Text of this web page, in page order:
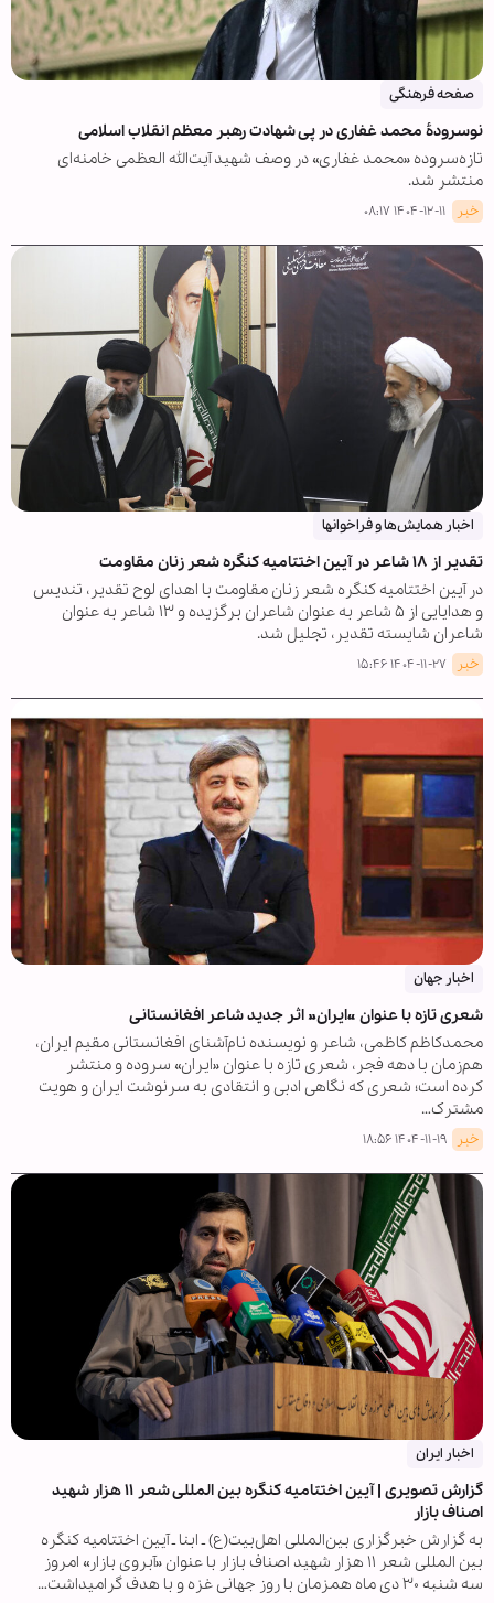
صفحه فرهنگی
نوسرودۀ محمد غفاری در پی شهادت رهبر معظم انقلاب اسلامی
تازه‌سروده «محمد غفاری» در وصف شهید آیت‌الله العظمی خامنه‌ای
منتشر شد.
خبر ۱۴۰۴-۱۲-۱۱ ۰۸:۱۷
اخبار همايش‌ها و فراخوان‏ها
تقدیر از ۱۸ شاعر در آیین اختتامیه کنگره شعر زنان مقاومت
در آیین اختتامیه کنگره شعر زنان مقاومت با اهدای لوح تقدیر، تندیس
و هدایایی از ۵ شاعر به عنوان شاعران برگزیده و ۱۳ شاعر به عنوان
شاعران شایسته تقدیر، تجلیل شد.
خبر ۱۴۰۴-۱۱-۲۷ ۱۵:۴۶
اخبار جهان
شعری تازه با عنوان «ایران» اثر جدید شاعر افغانستانی
محمدکاظم کاظمی، شاعر و نویسنده نام‌آشنای افغانستانی مقیم ایران،
هم‌زمان با دهه فجر، شعری تازه با عنوان «ایران» سروده و منتشر
کرده است؛ شعری که نگاهی ادبی و انتقادی به سرنوشت ایران و هویت
مشترک…
خبر ۱۴۰۴-۱۱-۱۹ ۱۸:۵۶
اخبار ایران
گزارش تصویری | آیین اختتامیه کنگره بین المللی شعر ۱۱ هزار شهید
اصناف بازار
به گزارش خبرگزاری بین‌المللی اهل‌بیت(ع) ـ ابنا ـ آیین اختتامیه کنگره
بین المللی شعر ۱۱ هزار شهید اصناف بازار با عنوان «آبروی بازار» امروز
سه شنبه ۳۰ دی ماه همزمان با روز جهانی غزه و با هدف گرامیداشت…